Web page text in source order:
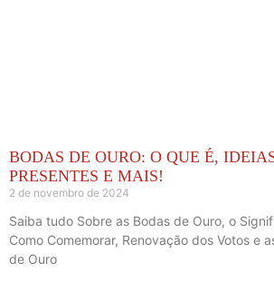
BODAS DE OURO: O QUE É,
PRESENTES E MAIS!
2 de novembro de 2024
Saiba tudo Sobre as Bodas de Ouro, o
Como Comemorar, Renovação dos Votos e
de Ouro